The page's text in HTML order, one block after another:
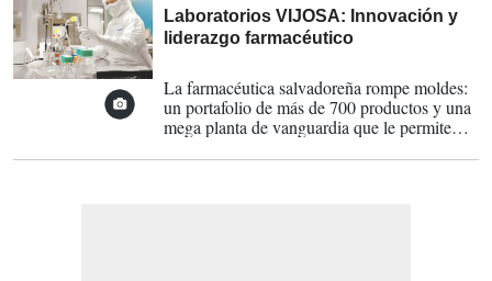
Laboratorios VIJOSA: Innovación y
liderazgo farmacéutico
La farmacéutica salvadoreña rompe moldes:
un portafolio de más de 700 productos y una
mega planta de vanguardia que le permite
internacionales desde El Salvador.